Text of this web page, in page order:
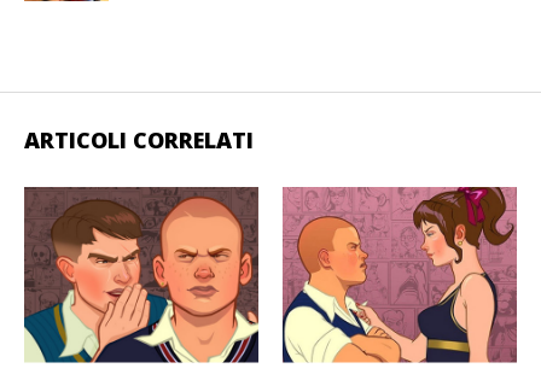
ARTICOLI CORRELATI